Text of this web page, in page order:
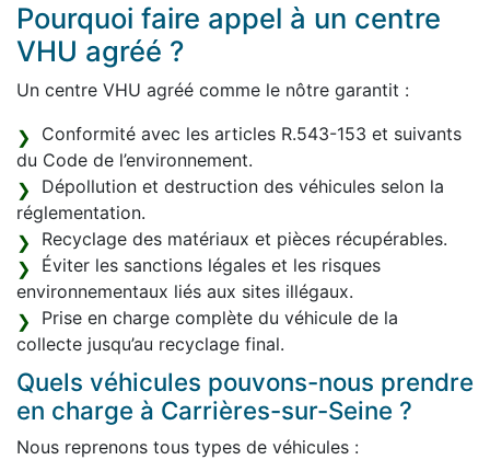
Pourquoi faire appel à un centre
VHU agréé ?
Un centre VHU agréé comme le nôtre garantit :
Conformité avec les articles R.543-153 et suivants
du Code de l’environnement.
Dépollution et destruction des véhicules selon la
réglementation.
Recyclage des matériaux et pièces récupérables.
Éviter les sanctions légales et les risques
environnementaux liés aux sites illégaux.
Prise en charge complète du véhicule de la
collecte jusqu’au recyclage final.
Quels véhicules pouvons-nous prendre
en charge à Carrières-sur-Seine ?
Nous reprenons tous types de véhicules :